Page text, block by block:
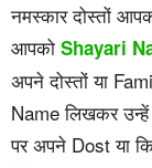
नमस्कार दोस्तों
आपको Shayari
अपने दोस्तों या
Name लिखकर
पर अपने Dost या